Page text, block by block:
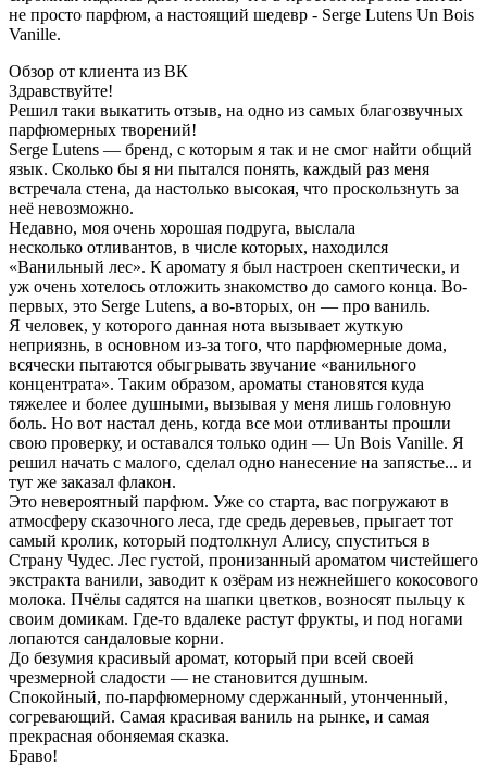
не просто парфюм, а настоящий шедевр - Serge Lutens Un Bois
Vanille.
Обзор от клиента из ВК
Здравствуйте!
Решил таки выкатить отзыв, на одно из самых благозвучных
парфюмерных творений!
Serge Lutens — бренд, с которым я так и не смог найти общий
язык. Сколько бы я ни пытался понять, каждый раз меня
встречала стена, да настолько высокая, что проскользнуть за
неё невозможно.
Недавно, моя очень хорошая подруга, выслала
несколько отливантов, в числе которых, находился
«Ванильный лес». К аромату я был настроен скептически, и
уж очень хотелось отложить знакомство до самого конца. Во-
первых, это Serge Lutens, а во-вторых, он — про ваниль.
Я человек, у которого данная нота вызывает жуткую
неприязнь, в основном из-за того, что парфюмерные дома,
всячески пытаются обыгрывать звучание «ванильного
концентрата». Таким образом, ароматы становятся куда
тяжелее и более душными, вызывая у меня лишь головную
боль. Но вот настал день, когда все мои отливанты прошли
свою проверку, и оставался только один — Un Bois Vanille. Я
решил начать с малого, сделал одно нанесение на запястье... и
тут же заказал флакон.
Это невероятный парфюм. Уже со старта, вас погружают в
атмосферу сказочного леса, где средь деревьев, прыгает тот
самый кролик, который подтолкнул Алису, спуститься в
Страну Чудес. Лес густой, пронизанный ароматом чистейшего
экстракта ванили, заводит к озёрам из нежнейшего кокосового
молока. Пчёлы садятся на шапки цветков, возносят пыльцу к
своим домикам. Где-то вдалеке растут фрукты, и под ногами
лопаются сандаловые корни.
До безумия красивый аромат, который при всей своей
чрезмерной сладости — не становится душным.
Спокойный, по-парфюмерному сдержанный, утонченный,
согревающий. Самая красивая ваниль на рынке, и самая
прекрасная обоняемая сказка.
Браво!